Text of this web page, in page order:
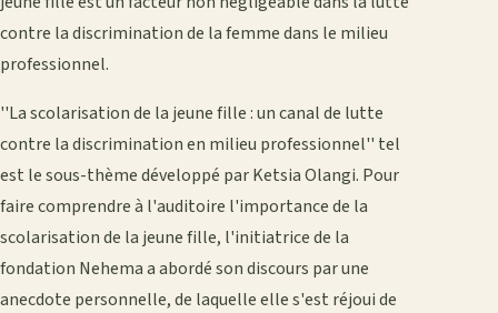
contre la discrimination de la femme dans le milieu
professionnel.
''La scolarisation de la jeune fille : un canal de lutte
contre la discrimination en milieu professionnel'' tel
est le sous-thème développé par Ketsia Olangi. Pour
faire comprendre à l'auditoire l'importance de la
scolarisation de la jeune fille, l'initiatrice de la
fondation Nehema a abordé son discours par une
anecdote personnelle, de laquelle elle s'est réjoui de